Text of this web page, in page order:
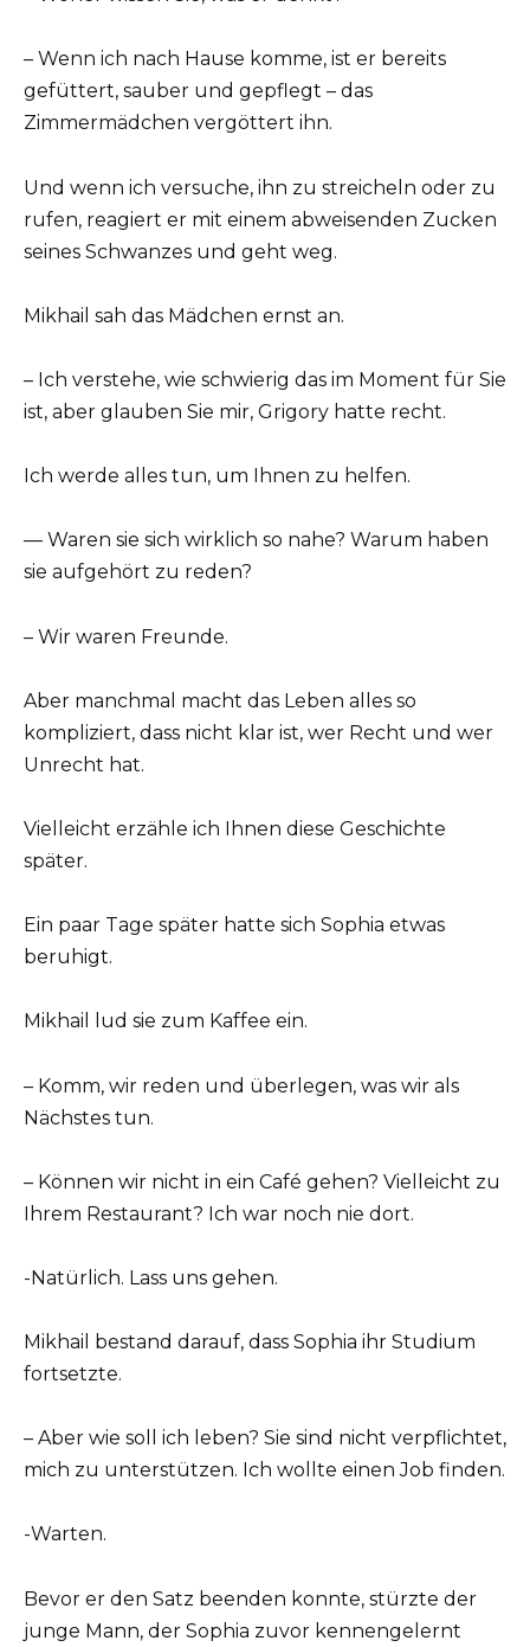
– Wenn ich nach Hause komme, ist er bereits
gefüttert, sauber und gepflegt – das
Zimmermädchen vergöttert ihn.
Und wenn ich versuche, ihn zu streicheln oder zu
rufen, reagiert er mit einem abweisenden Zucken
seines Schwanzes und geht weg.
Mikhail sah das Mädchen ernst an.
– Ich verstehe, wie schwierig das im Moment für Sie
ist, aber glauben Sie mir, Grigory hatte recht.
Ich werde alles tun, um Ihnen zu helfen.
— Waren sie sich wirklich so nahe? Warum haben
sie aufgehört zu reden?
– Wir waren Freunde.
Aber manchmal macht das Leben alles so
kompliziert, dass nicht klar ist, wer Recht und wer
Unrecht hat.
Vielleicht erzähle ich Ihnen diese Geschichte
später.
Ein paar Tage später hatte sich Sophia etwas
beruhigt.
Mikhail lud sie zum Kaffee ein.
– Komm, wir reden und überlegen, was wir als
Nächstes tun.
– Können wir nicht in ein Café gehen? Vielleicht zu
Ihrem Restaurant? Ich war noch nie dort.
-Natürlich. Lass uns gehen.
Mikhail bestand darauf, dass Sophia ihr Studium
fortsetzte.
– Aber wie soll ich leben? Sie sind nicht verpflichtet,
mich zu unterstützen. Ich wollte einen Job finden.
-Warten.
Bevor er den Satz beenden konnte, stürzte der
junge Mann, der Sophia zuvor kennengelernt